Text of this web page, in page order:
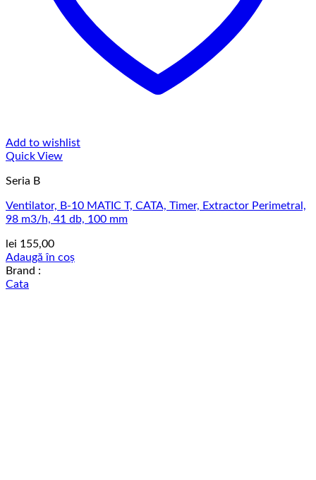
Add to wishlist
Quick View
Seria B
Ventilator, B-10 MATIC T, CATA, Timer, Extractor Perimetral,
98 m3/h, 41 db, 100 mm
lei 155,00
Adaugă în coș
Brand :
Cata